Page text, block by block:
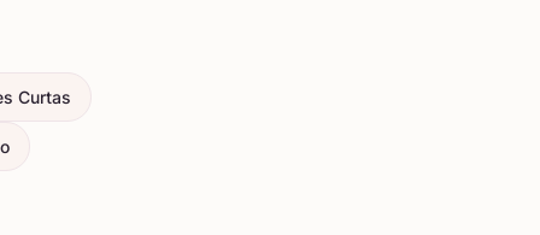
Curtas